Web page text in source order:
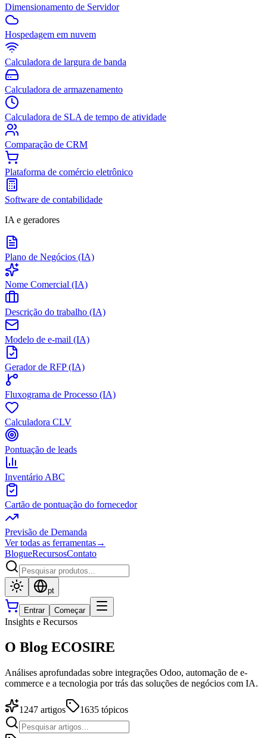
Dimensionamento de Servidor
Hospedagem em nuvem
Calculadora de largura de banda
Calculadora de armazenamento
Calculadora de SLA de tempo de atividade
Comparação de CRM
Plataforma de comércio eletrônico
Software de contabilidade
IA e geradores
Plano de Negócios (IA)
Nome Comercial (IA)
Descrição do trabalho (IA)
Modelo de e-mail (IA)
Gerador de RFP (IA)
Fluxograma de Processo (IA)
Calculadora CLV
Pontuação de leads
Inventário ABC
Cartão de pontuação do fornecedor
Previsão de Demanda
Ver todas as ferramentas→
BlogueRecursosContato
pt
Entrar Começar
Insights e Recursos
O Blog ECOSIRE
Análises aprofundadas sobre integrações Odoo, automação de e-
commerce e a tecnologia por trás das soluções de negócios com IA.
1247 artigos 1635 tópicos